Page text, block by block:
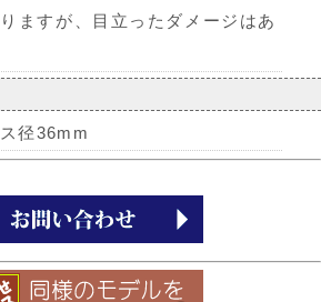
ますが、目立ったダメージはあ
径36mm